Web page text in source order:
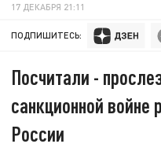
17 ДЕКАБРЯ 21:11
ПОДПИШИТЕСЬ:
Посчитали -
санкционной
России